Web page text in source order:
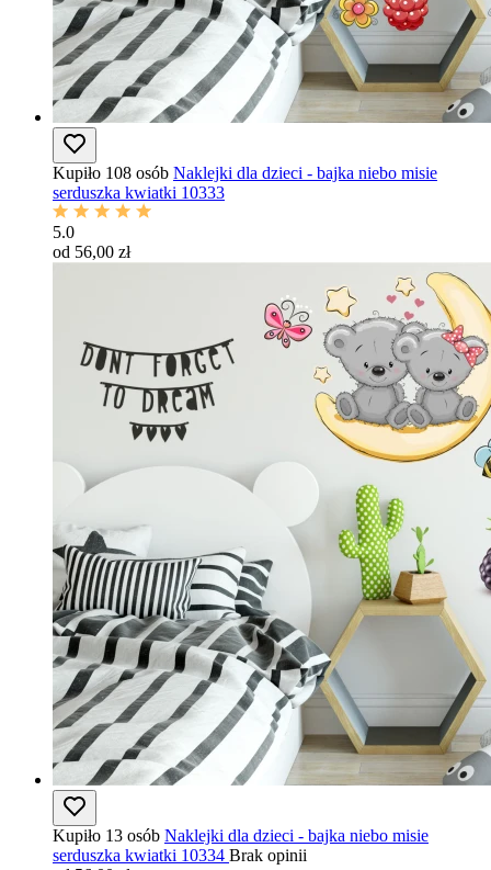
Kupiło 108 osób Naklejki dla dzieci - bajka niebo misie
serduszka kwiatki 10333
5.0
od 56,00 zł
Kupiło 13 osób Naklejki dla dzieci - bajka niebo misie
serduszka kwiatki 10334 Brak opinii